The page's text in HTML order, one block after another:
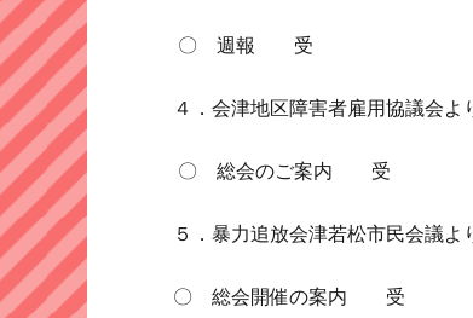
〇 週報 受
４．会津地区障害者雇用協議会よ
〇 総会のご案内 受
５．暴力追放会津若松市民会議よ
〇 総会開催の案内 受